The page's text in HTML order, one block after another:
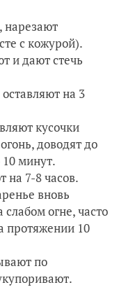
нарезают
с кожурой).
и дают стечь
на 3
кусочки
доводят до
минут.
на 7-8 часов.
вновь
огне, часто
протяжении 10
по